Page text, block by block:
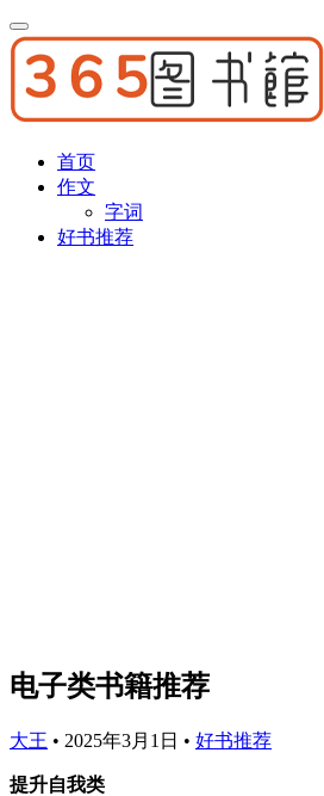
首页
作文
字词
好书推荐
电子类书籍推荐
大王 • 2025年3月1日 • 好书推荐
提升自我类